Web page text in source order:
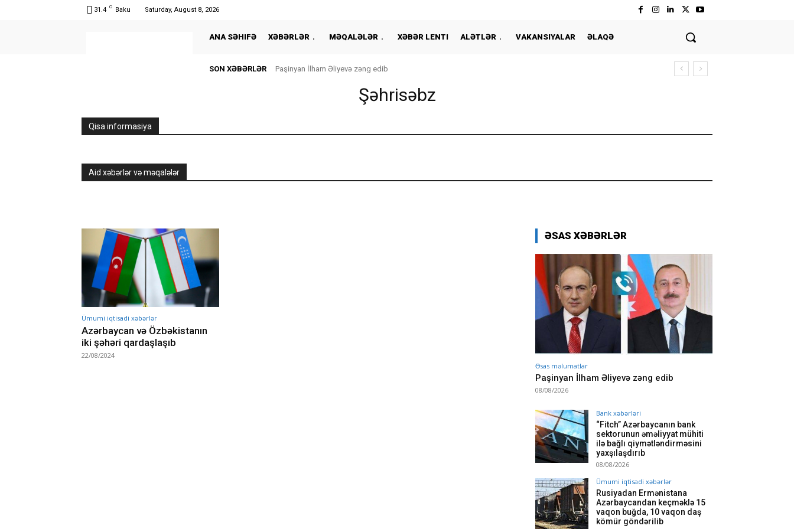
31.4 C Baku Saturday, August 8, 2026
ANA SƏHIFƏ XƏBƏRLƏR MƏQALƏLƏR XƏBƏR LENTI ALƏTLƏR VAKANSIYALAR ƏLAQƏ
SON XƏBƏRLƏR Paşinyan İlham Əliyevə zəng edib
Şəhrisəbz
Qisa informasiya
Aid xəbərlər və məqalələr
Ümumi iqtisadi xəbərlər
Azərbaycan və Özbəkistanın
iki şəhəri qardaşlaşıb
22/08/2024
ƏSAS XƏBƏRLƏR
Əsas məlumatlar
Paşinyan İlham Əliyevə zəng edib
08/08/2026
Bank xəbərləri
“Fitch” Azərbaycanın bank
sektorunun əməliyyat mühiti
ilə bağlı qiymətləndirməsini
yaxşılaşdırıb
08/08/2026
Ümumi iqtisadi xəbərlər
Rusiyadan Ermənistana
Azərbaycandan keçməklə 15
vaqon buğda, 10 vaqon daş
kömür göndərilib